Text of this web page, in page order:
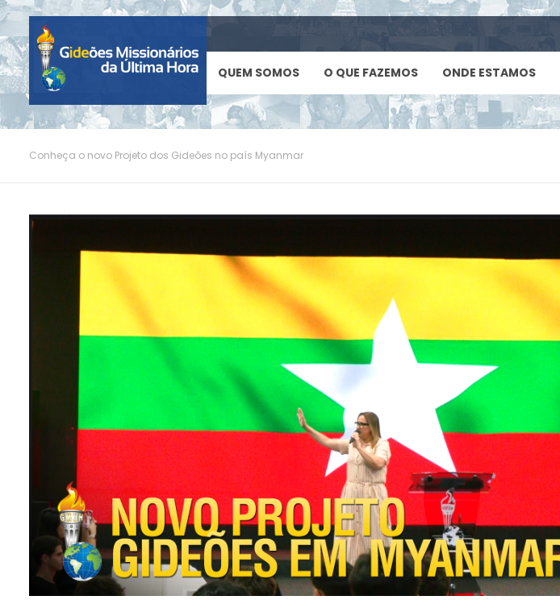
QUEM SOMOS O QUE FAZEMOS ONDE ESTAMOS
Conheça o novo Projeto dos Gideões no país Myanmar